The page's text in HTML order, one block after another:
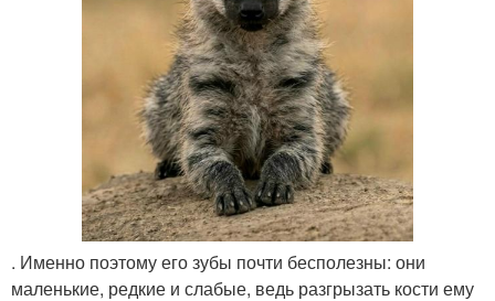
. Именно поэтому его зубы почти бесполезны: они
маленькие, редкие и слабые, ведь разгрызать кости ему